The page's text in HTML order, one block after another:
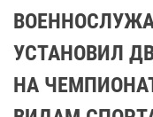
УСТАНОВИЛ
НА